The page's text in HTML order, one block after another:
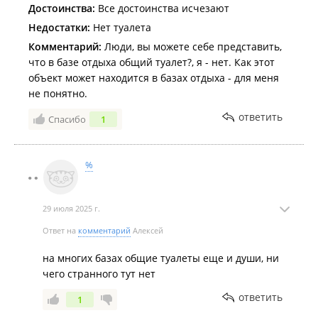
позвонила Кате, управляющей. Нашли, привезли во
Владивосток и отдали. Спасибо огромное!
Достоинства: Все достоинства исчезают
Недостатки: Нет туалета
Комментарий: Люди, вы можете себе представить,
что в базе отдыха общий туалет?, я - нет. Как этот
объект может находится в базах отдыха - для меня
не понятно.
Спасибо 1 ответить
%
29 июля 2025 г.
Ответ на комментарий Алексей
на многих базах общие туалеты еще и души, ни
чего странного тут нет
1 ответить